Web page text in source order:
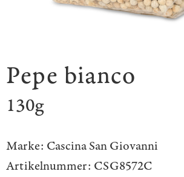
Pepe bianco
130g
Marke: Cascina San Giovanni
Artikelnummer: CSG8572C